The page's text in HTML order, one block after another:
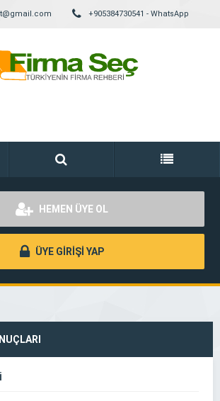
+905384730541 - WhatsApp
HEMEN ÜYE OL
ÜYE GİRİŞİ YAP